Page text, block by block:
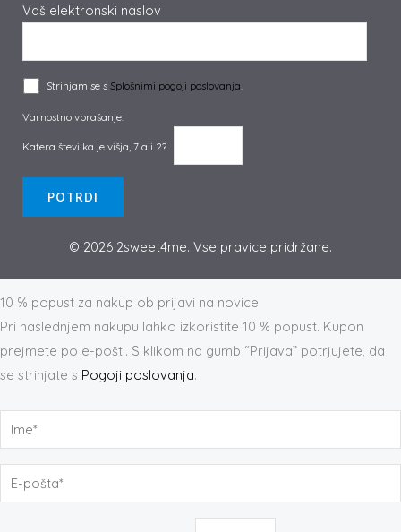
Vaš elektronski naslov
Strinjam se sSplošnimi pogoji poslovanja.
Varnostno vprašanje:
Katera številka je višja, 7 ali 2?
© 2026 2sweet4me. Vse pravice pridržane.
Prijava na novičnik
10 % popust za nakup ob prijavi na novice
Pri naslednjem nakupu lahko izkoristite 10 % popust. Kupon
prejmete po e-pošti. S klikom na gumb “Prijava” potrjujete, da
se strinjate s Pogoji poslovanja.